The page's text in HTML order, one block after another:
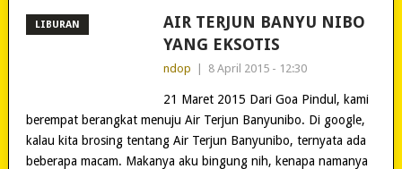
LIBURAN
AIR TERJUN BANYU NIBO
YANG EKSOTIS
ndop 8 April 2015 - 12:30
21 Maret 2015 Dari Goa Pindul, kami
berempat berangkat menuju Air Terjun Banyunibo. Di google,
kalau kita brosing tentang Air Terjun Banyunibo, ternyata ada
beberapa macam. Makanya aku bingung nih, kenapa namanya